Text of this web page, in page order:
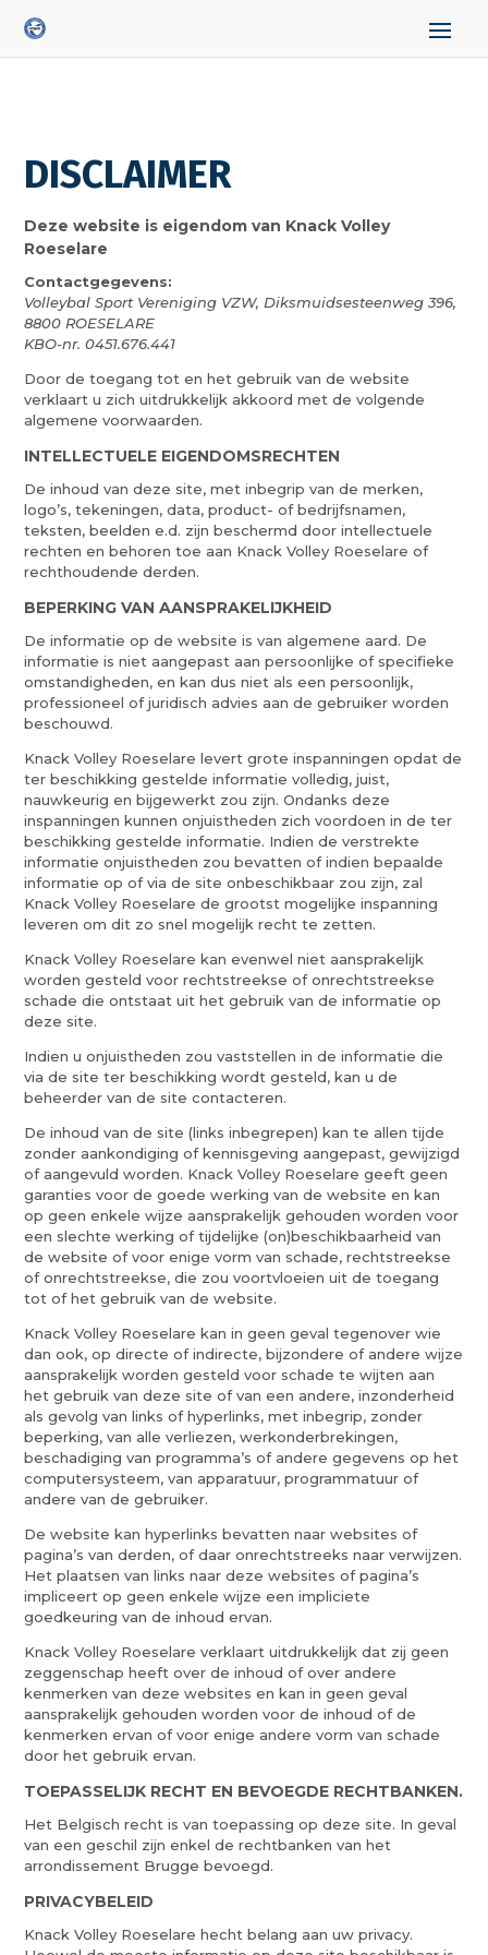
DISCLAIMER
Deze website is eigendom van Knack Volley
Roeselare
Contactgegevens:
Volleybal Sport Vereniging VZW, Diksmuidsesteenweg 396,
8800 ROESELARE
KBO-nr. 0451.676.441
Door de toegang tot en het gebruik van de website
verklaart u zich uitdrukkelijk akkoord met de volgende
algemene voorwaarden.
INTELLECTUELE EIGENDOMSRECHTEN
De inhoud van deze site, met inbegrip van de merken,
logo’s, tekeningen, data, product- of bedrijfsnamen,
teksten, beelden e.d. zijn beschermd door intellectuele
rechten en behoren toe aan Knack Volley Roeselare of
rechthoudende derden.
BEPERKING VAN AANSPRAKELIJKHEID
De informatie op de website is van algemene aard. De
informatie is niet aangepast aan persoonlijke of specifieke
omstandigheden, en kan dus niet als een persoonlijk,
professioneel of juridisch advies aan de gebruiker worden
beschouwd.
Knack Volley Roeselare levert grote inspanningen opdat de
ter beschikking gestelde informatie volledig, juist,
nauwkeurig en bijgewerkt zou zijn. Ondanks deze
inspanningen kunnen onjuistheden zich voordoen in de ter
beschikking gestelde informatie. Indien de verstrekte
informatie onjuistheden zou bevatten of indien bepaalde
informatie op of via de site onbeschikbaar zou zijn, zal
Knack Volley Roeselare de grootst mogelijke inspanning
leveren om dit zo snel mogelijk recht te zetten.
Knack Volley Roeselare kan evenwel niet aansprakelijk
worden gesteld voor rechtstreekse of onrechtstreekse
schade die ontstaat uit het gebruik van de informatie op
deze site.
Indien u onjuistheden zou vaststellen in de informatie die
via de site ter beschikking wordt gesteld, kan u de
beheerder van de site contacteren.
De inhoud van de site (links inbegrepen) kan te allen tijde
zonder aankondiging of kennisgeving aangepast, gewijzigd
of aangevuld worden. Knack Volley Roeselare geeft geen
garanties voor de goede werking van de website en kan
op geen enkele wijze aansprakelijk gehouden worden voor
een slechte werking of tijdelijke (on)beschikbaarheid van
de website of voor enige vorm van schade, rechtstreekse
of onrechtstreekse, die zou voortvloeien uit de toegang
tot of het gebruik van de website.
Knack Volley Roeselare kan in geen geval tegenover wie
dan ook, op directe of indirecte, bijzondere of andere wijze
aansprakelijk worden gesteld voor schade te wijten aan
het gebruik van deze site of van een andere, inzonderheid
als gevolg van links of hyperlinks, met inbegrip, zonder
beperking, van alle verliezen, werkonderbrekingen,
beschadiging van programma’s of andere gegevens op het
computersysteem, van apparatuur, programmatuur of
andere van de gebruiker.
De website kan hyperlinks bevatten naar websites of
pagina’s van derden, of daar onrechtstreeks naar verwijzen.
Het plaatsen van links naar deze websites of pagina’s
impliceert op geen enkele wijze een impliciete
goedkeuring van de inhoud ervan.
Knack Volley Roeselare verklaart uitdrukkelijk dat zij geen
zeggenschap heeft over de inhoud of over andere
kenmerken van deze websites en kan in geen geval
aansprakelijk gehouden worden voor de inhoud of de
kenmerken ervan of voor enige andere vorm van schade
door het gebruik ervan.
TOEPASSELIJK RECHT EN BEVOEGDE RECHTBANKEN.
Het Belgisch recht is van toepassing op deze site. In geval
van een geschil zijn enkel de rechtbanken van het
arrondissement Brugge bevoegd.
PRIVACYBELEID
Knack Volley Roeselare hecht belang aan uw privacy.